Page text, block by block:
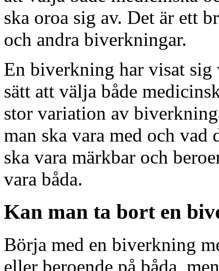
ska oroa sig av. Det är ett
och andra biverkningar.
En biverkning har visat sig
sätt att välja både
stor variation av
man ska vara med och vad
ska vara märkbar och
vara båda.
Kan man ta bort en
Börja med en biverkning
eller beroende på båda,